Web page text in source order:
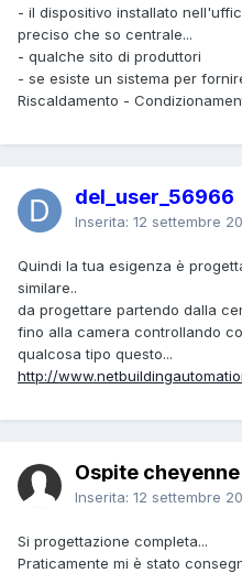
- il dispositivo installato
preciso che so centrale...
- qualche sito di produttori
- se esiste un sistema per
Riscaldamento -
del_user_56966
Inserita: 12 settembre
Quindi la tua esigenza è
similare..
da progettare partendo dalla
fino alla camera controllando
qualcosa tipo questo...
http://
Ospite cheyenne
Inserita: 12 settembre
Si progettazione completa...
Praticamente mi è stato